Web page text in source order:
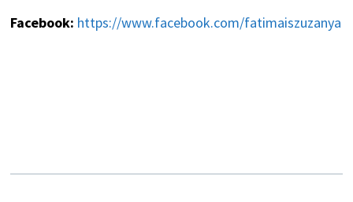
Facebook: https://www.facebook.com/fatimaiszuzanya